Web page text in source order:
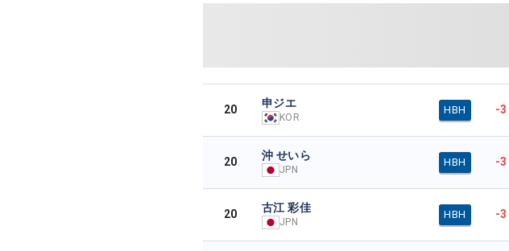
20 申ジエ
KOR
HBH -3
20 沖 せいら
JPN
HBH -3
20 古江 彩佳
JPN
HBH -3